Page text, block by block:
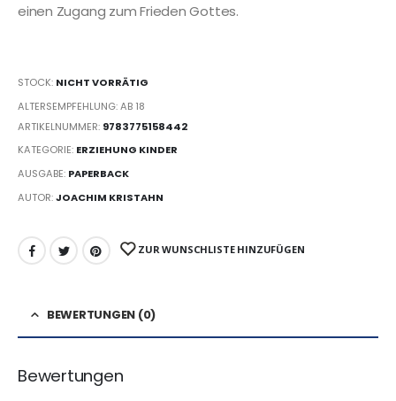
einen Zugang zum Frieden Gottes.
STOCK: NICHT VORRÄTIG
ALTERSEMPFEHLUNG: AB 18
ARTIKELNUMMER: 9783775158442
KATEGORIE: ERZIEHUNG KINDER
AUSGABE: PAPERBACK
AUTOR:JOACHIM KRISTAHN
ZUR WUNSCHLISTE HINZUFÜGEN
BEWERTUNGEN (0)
Bewertungen